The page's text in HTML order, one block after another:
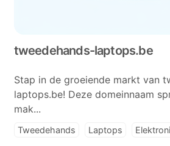
tweedehands-laptops.be
Stap in de groeiende markt van
laptops.be! Deze domeinnaam
mak...
Tweedehands Laptops